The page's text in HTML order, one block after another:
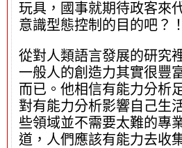
玩具，國事就期待政客來
意識型態控制的目的吧？！
從對人類語言發展的研究
一般人的創造力其實很豐
而已。他相信有能力分析
對有能力分析影響自己生
些領域並不需要太難的專
道，人們應該有能力去收